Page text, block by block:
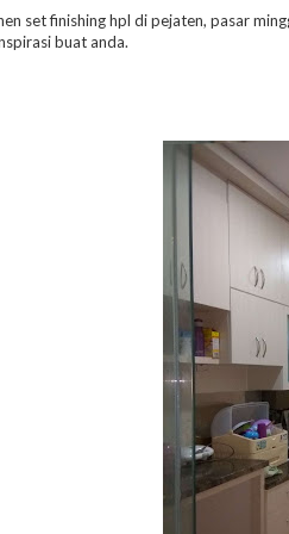
set finishing hpl di pejaten, pasar
buat anda.